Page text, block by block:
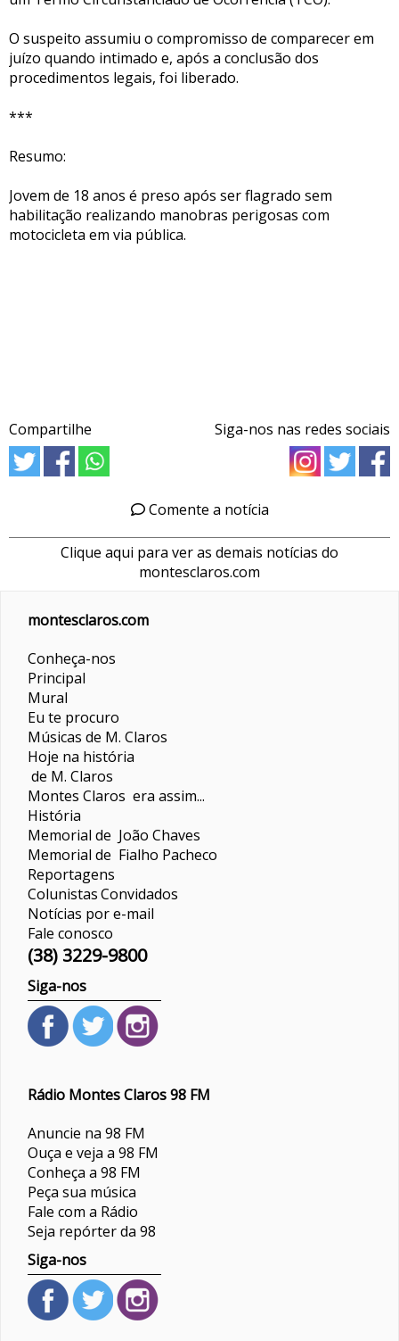
O suspeito assumiu o compromisso de comparecer em
juízo quando intimado e, após a conclusão dos
procedimentos legais, foi liberado.
***
Resumo:
Jovem de 18 anos é preso após ser flagrado sem
habilitação realizando manobras perigosas com
motocicleta em via pública.
Compartilhe Siga-nos nas redes sociais
Comente a notícia
Clique aqui para ver as demais notícias do
montesclaros.com
montesclaros.com
Conheça-nos
Principal
Mural
Eu te procuro
Músicas de M. Claros
Hoje na história
de M. Claros
Montes Claros era assim...
História
Memorial de João Chaves
Memorial de Fialho Pacheco
Reportagens
ColunistasConvidados
Notícias por e-mail
Fale conosco
(38) 3229-9800
Siga-nos
Rádio Montes Claros 98 FM
Anuncie na 98 FM
Ouça e veja a 98 FM
Conheça a 98 FM
Peça sua música
Fale com a Rádio
Seja repórter da 98
Siga-nos